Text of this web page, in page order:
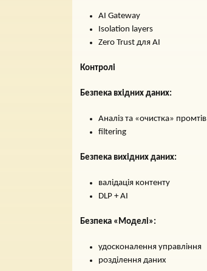
AI Gateway
Isolation layers
Zero Trust для AI
Контролі
Безпека вхідних даних:
Аналіз та «очистка» промтів
filtering
Безпека вихідних даних:
валідація контенту
DLP + AI
Безпека «Моделі»:
удосконалення управління
розділення даних